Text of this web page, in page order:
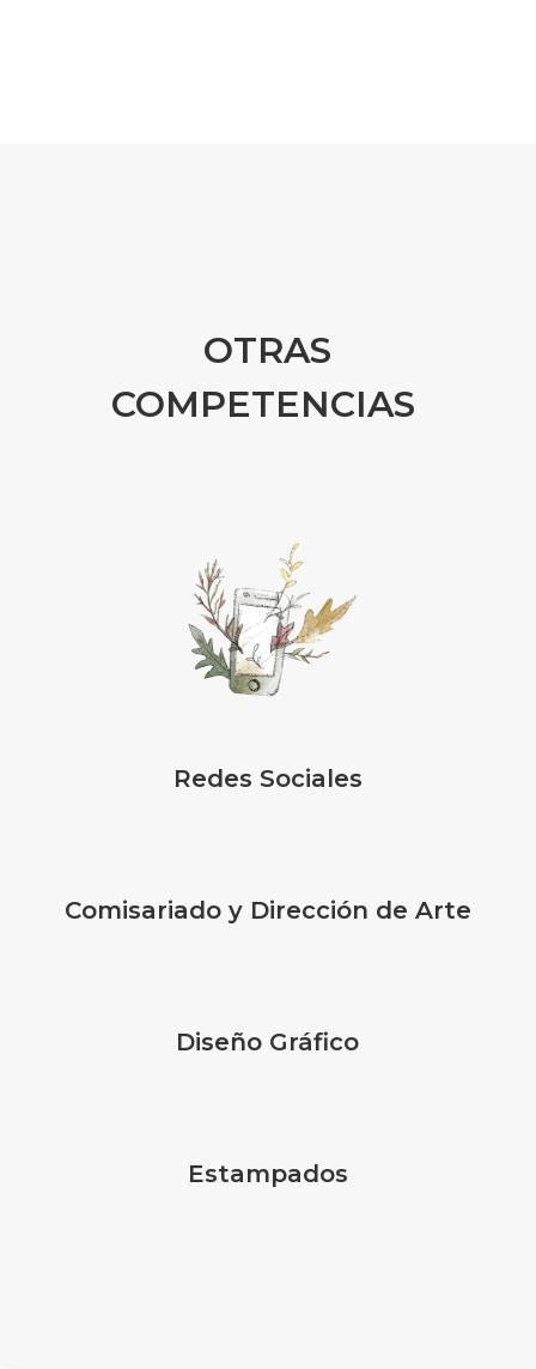
OTRAS
COMPETENCIAS
Redes Sociales
Comisariado y Dirección de Arte
Diseño Gráfico
Estampados